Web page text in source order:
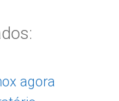
agora